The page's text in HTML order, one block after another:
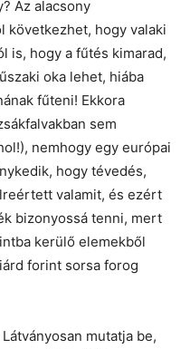
Az alacsony
következhet, hogy valaki
is, hogy a fűtés kimarad,
oka lehet, hiába
fűteni! Ekkora
sem
nemhogy egy európai
hogy tévedés,
valamit, és ezért
bizonyossá tenni, mert
kerülő elemekből
forint sorsa forog
mutatja be,